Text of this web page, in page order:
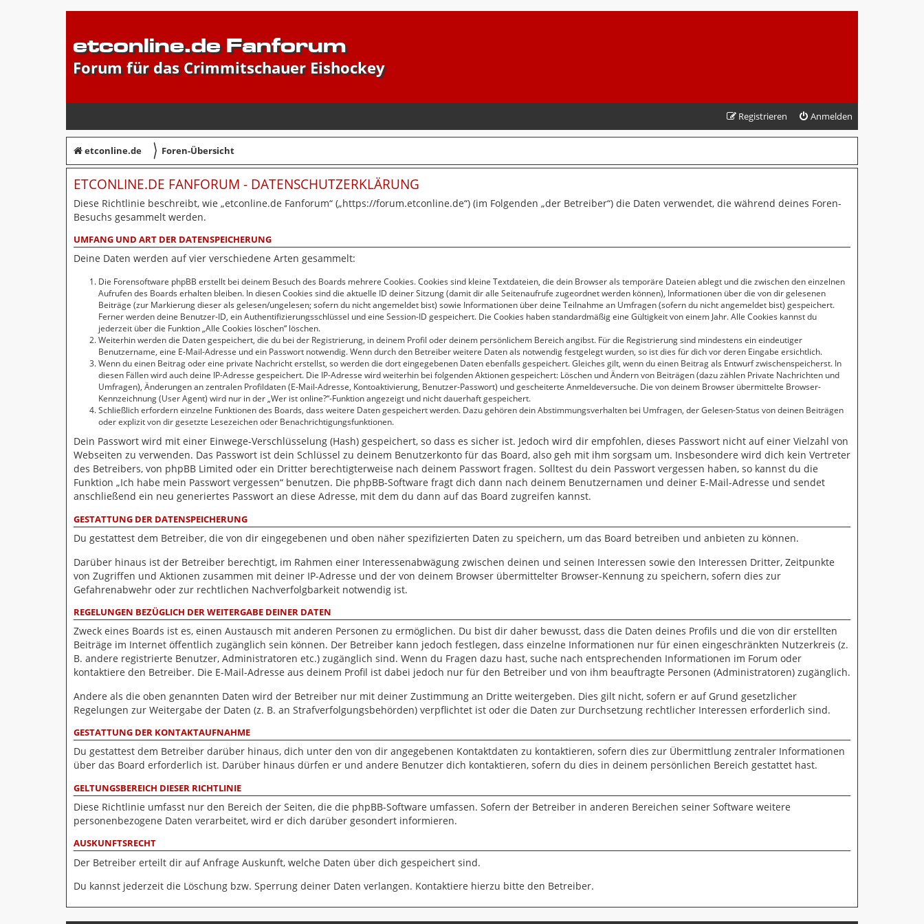
etconline.de Fanforum
Forum für das Crimmitschauer Eishockey
Anmelden
Registrieren
etconline.de 〉 Foren-Übersicht
ETCONLINE.DE FANFORUM - DATENSCHUTZERKLÄRUNG
Diese Richtlinie beschreibt, wie „etconline.de Fanforum“ („https://forum.etconline.de“) (im Folgenden „der Betreiber“) die Daten verwendet, die während deines Foren-
Besuchs gesammelt werden.
UMFANG UND ART DER DATENSPEICHERUNG
Deine Daten werden auf vier verschiedene Arten gesammelt:
Die Forensoftware phpBB erstellt bei deinem Besuch des Boards mehrere Cookies. Cookies sind kleine Textdateien, die dein Browser als temporäre Dateien ablegt und die zwischen den einzelnen
Aufrufen des Boards erhalten bleiben. In diesen Cookies sind die aktuelle ID deiner Sitzung (damit dir alle Seitenaufrufe zugeordnet werden können), Informationen über die von dir gelesenen
Beiträge (zur Markierung dieser als gelesen/ungelesen; sofern du nicht angemeldet bist) sowie Informationen über deine Teilnahme an Umfragen (sofern du nicht angemeldet bist) gespeichert.
Ferner werden deine Benutzer-ID, ein Authentifizierungsschlüssel und eine Session-ID gespeichert. Die Cookies haben standardmäßig eine Gültigkeit von einem Jahr. Alle Cookies kannst du
jederzeit über die Funktion „Alle Cookies löschen“ löschen.
Weiterhin werden die Daten gespeichert, die du bei der Registrierung, in deinem Profil oder deinem persönlichem Bereich angibst. Für die Registrierung sind mindestens ein eindeutiger
Benutzername, eine E-Mail-Adresse und ein Passwort notwendig. Wenn durch den Betreiber weitere Daten als notwendig festgelegt wurden, so ist dies für dich vor deren Eingabe ersichtlich.
Wenn du einen Beitrag oder eine private Nachricht erstellst, so werden die dort eingegebenen Daten ebenfalls gespeichert. Gleiches gilt, wenn du einen Beitrag als Entwurf zwischenspeicherst. In
diesen Fällen wird auch deine IP-Adresse gespeichert. Die IP-Adresse wird weiterhin bei folgenden Aktionen gespeichert: Löschen und Ändern von Beiträgen (dazu zählen Private Nachrichten und
Umfragen), Änderungen an zentralen Profildaten (E-Mail-Adresse, Kontoaktivierung, Benutzer-Passwort) und gescheiterte Anmeldeversuche. Die von deinem Browser übermittelte Browser-
Kennzeichnung (User Agent) wird nur in der „Wer ist online?“-Funktion angezeigt und nicht dauerhaft gespeichert.
Schließlich erfordern einzelne Funktionen des Boards, dass weitere Daten gespeichert werden. Dazu gehören dein Abstimmungsverhalten bei Umfragen, der Gelesen-Status von deinen Beiträgen
oder explizit von dir gesetzte Lesezeichen oder Benachrichtigungsfunktionen.
Dein Passwort wird mit einer Einwege-Verschlüsselung (Hash) gespeichert, so dass es sicher ist. Jedoch wird dir empfohlen, dieses Passwort nicht auf einer Vielzahl von
Webseiten zu verwenden. Das Passwort ist dein Schlüssel zu deinem Benutzerkonto für das Board, also geh mit ihm sorgsam um. Insbesondere wird dich kein Vertreter
des Betreibers, von phpBB Limited oder ein Dritter berechtigterweise nach deinem Passwort fragen. Solltest du dein Passwort vergessen haben, so kannst du die
Funktion „Ich habe mein Passwort vergessen“ benutzen. Die phpBB-Software fragt dich dann nach deinem Benutzernamen und deiner E-Mail-Adresse und sendet
anschließend ein neu generiertes Passwort an diese Adresse, mit dem du dann auf das Board zugreifen kannst.
GESTATTUNG DER DATENSPEICHERUNG
Du gestattest dem Betreiber, die von dir eingegebenen und oben näher spezifizierten Daten zu speichern, um das Board betreiben und anbieten zu können.
Darüber hinaus ist der Betreiber berechtigt, im Rahmen einer Interessenabwägung zwischen deinen und seinen Interessen sowie den Interessen Dritter, Zeitpunkte
von Zugriffen und Aktionen zusammen mit deiner IP-Adresse und der von deinem Browser übermittelter Browser-Kennung zu speichern, sofern dies zur
Gefahrenabwehr oder zur rechtlichen Nachverfolgbarkeit notwendig ist.
REGELUNGEN BEZÜGLICH DER WEITERGABE DEINER DATEN
Zweck eines Boards ist es, einen Austausch mit anderen Personen zu ermöglichen. Du bist dir daher bewusst, dass die Daten deines Profils und die von dir erstellten
Beiträge im Internet öffentlich zugänglich sein können. Der Betreiber kann jedoch festlegen, dass einzelne Informationen nur für einen eingeschränkten Nutzerkreis (z.
B. andere registrierte Benutzer, Administratoren etc.) zugänglich sind. Wenn du Fragen dazu hast, suche nach entsprechenden Informationen im Forum oder
kontaktiere den Betreiber. Die E-Mail-Adresse aus deinem Profil ist dabei jedoch nur für den Betreiber und von ihm beauftragte Personen (Administratoren) zugänglich.
Andere als die oben genannten Daten wird der Betreiber nur mit deiner Zustimmung an Dritte weitergeben. Dies gilt nicht, sofern er auf Grund gesetzlicher
Regelungen zur Weitergabe der Daten (z. B. an Strafverfolgungsbehörden) verpflichtet ist oder die Daten zur Durchsetzung rechtlicher Interessen erforderlich sind.
GESTATTUNG DER KONTAKTAUFNAHME
Du gestattest dem Betreiber darüber hinaus, dich unter den von dir angegebenen Kontaktdaten zu kontaktieren, sofern dies zur Übermittlung zentraler Informationen
über das Board erforderlich ist. Darüber hinaus dürfen er und andere Benutzer dich kontaktieren, sofern du dies in deinem persönlichen Bereich gestattet hast.
GELTUNGSBEREICH DIESER RICHTLINIE
Diese Richtlinie umfasst nur den Bereich der Seiten, die die phpBB-Software umfassen. Sofern der Betreiber in anderen Bereichen seiner Software weitere
personenbezogene Daten verarbeitet, wird er dich darüber gesondert informieren.
AUSKUNFTSRECHT
Der Betreiber erteilt dir auf Anfrage Auskunft, welche Daten über dich gespeichert sind.
Du kannst jederzeit die Löschung bzw. Sperrung deiner Daten verlangen. Kontaktiere hierzu bitte den Betreiber.